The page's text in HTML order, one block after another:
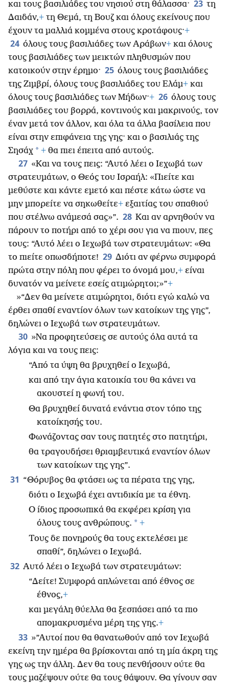
και τους βασιλιάδες του νησιού στη θάλασσα· 23 τη
Δαιδάν,+ τη Θεμά, τη Βουζ και όλους εκείνους που
έχουν τα μαλλιά κομμένα στους κροτάφους·+
24 όλους τους βασιλιάδες των Αράβων+ και όλους
τους βασιλιάδες των μεικτών πληθυσμών που
κατοικούν στην έρημο· 25 όλους τους βασιλιάδες
της Ζιμβρί, όλους τους βασιλιάδες του Ελάμ+ και
όλους τους βασιλιάδες των Μήδων·+ 26 όλους τους
βασιλιάδες του βορρά, κοντινούς και μακρινούς, τον
έναν μετά τον άλλον, και όλα τα άλλα βασίλεια που
είναι στην επιφάνεια της γης· και ο βασιλιάς της
Σησάχ * + θα πιει έπειτα από αυτούς.
27 «Και να τους πεις: “Αυτό λέει ο Ιεχωβά των
στρατευμάτων, ο Θεός του Ισραήλ: «Πιείτε και
μεθύστε και κάντε εμετό και πέστε κάτω ώστε να
μην μπορείτε να σηκωθείτε+ εξαιτίας του σπαθιού
που στέλνω ανάμεσά σας»”. 28 Και αν αρνηθούν να
πάρουν το ποτήρι από το χέρι σου για να πιουν, πες
τους: “Αυτό λέει ο Ιεχωβά των στρατευμάτων: «Θα
το πιείτε οπωσδήποτε! 29 Διότι αν φέρνω συμφορά
πρώτα στην πόλη που φέρει το όνομά μου,+ είναι
δυνατόν να μείνετε εσείς ατιμώρητοι;»”+
»“Δεν θα μείνετε ατιμώρητοι, διότι εγώ καλώ να
έρθει σπαθί εναντίον όλων των κατοίκων της γης”,
δηλώνει ο Ιεχωβά των στρατευμάτων.
30 »Να προφητεύσεις σε αυτούς όλα αυτά τα
λόγια και να τους πεις:
“Από τα ύψη θα βρυχηθεί ο Ιεχωβά,
και από την άγια κατοικία του θα κάνει να
ακουστεί η φωνή του.
Θα βρυχηθεί δυνατά ενάντια στον τόπο της
κατοίκησής του.
Φωνάζοντας σαν τους πατητές στο πατητήρι,
θα τραγουδήσει θριαμβευτικά εναντίον όλων
των κατοίκων της γης”.
31 “Θόρυβος θα φτάσει ως τα πέρατα της γης,
διότι ο Ιεχωβά έχει αντιδικία με τα έθνη.
Ο ίδιος προσωπικά θα εκφέρει κρίση για
όλους τους ανθρώπους. * +
Τους δε πονηρούς θα τους εκτελέσει με
σπαθί”, δηλώνει ο Ιεχωβά.
32 Αυτό λέει ο Ιεχωβά των στρατευμάτων:
“Δείτε! Συμφορά απλώνεται από έθνος σε
έθνος,+
και μεγάλη θύελλα θα ξεσπάσει από τα πιο
απομακρυσμένα μέρη της γης.+
33 »”Αυτοί που θα θανατωθούν από τον Ιεχωβά
εκείνη την ημέρα θα βρίσκονται από τη μία άκρη της
γης ως την άλλη. Δεν θα τους πενθήσουν ούτε θα
τους μαζέψουν ούτε θα τους θάψουν. Θα γίνουν σαν